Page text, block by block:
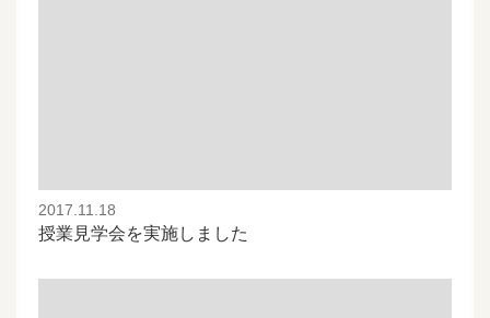
2017.11.18
授業見学会を実施しました